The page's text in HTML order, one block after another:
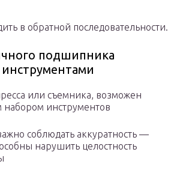
в обратной последовательности.
подшипника
или съемника, возможен
инструментов
соблюдать аккуратность —
нарушить целостность